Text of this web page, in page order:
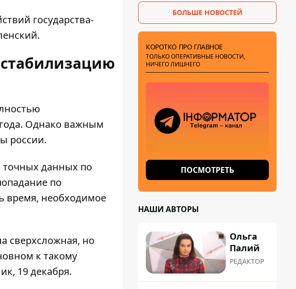
государства-
Однако важным
россии.
точных данных по
по
время, необходимое
сверхсложная, но
к такому
19 декабря.
БОЛЬШЕ НОВОСТЕЙ
КОРОТКО ПРО ГЛАВНОЕ
ТОЛЬКО ОПЕРАТИВНЫЕ НОВОСТИ,
НИЧЕГО ЛИШНЕГО
ПОСМОТРЕТЬ
НАШИ АВТОРЫ
Ольга
Палий
РЕДАКТОР